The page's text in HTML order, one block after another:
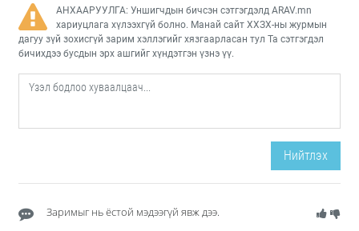
АНХААРУУЛГА: Уншигчдын бичсэн сэтгэгдэлд ARAV.mn
хариуцлага хүлээхгүй болно. Манай сайт ХХЗХ-ны журмын
дагуу зүй зохисгүй зарим хэллэгийг хязгаарласан тул Та сэтгэгдэл
бичихдээ бусдын эрх ашгийг хүндэтгэн үзнэ үү.
Нийтлэх
Заримыг нь ёстой мэдээгүй явж дээ.